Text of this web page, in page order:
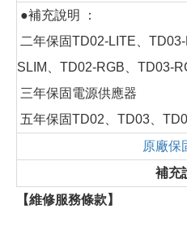
●補充說明 ：
二年保固TD02-LITE、
SLIM、TD02-RGB、TD03-
三年保固電源供應器
五年保固TD02、TD03、
原廠保
補充
【維修服務條款】